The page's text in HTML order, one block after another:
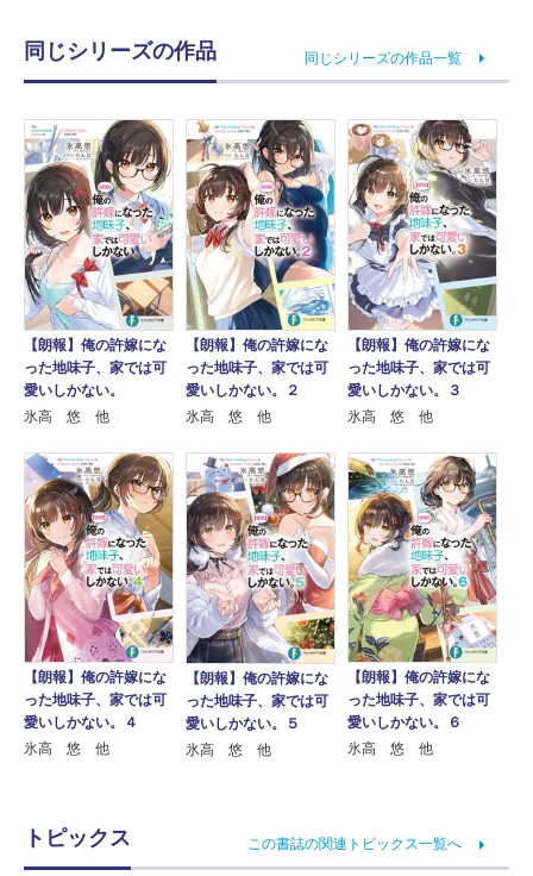
同じシリーズの作品 同じシリーズの作品一覧
【朗報】俺の許嫁にな
った地味子、家では可
愛いしかない。
氷高 悠 他
【朗報】俺の許嫁にな
った地味子、家では可
愛いしかない。２
氷高 悠 他
【朗報】俺の許嫁にな
った地味子、家では可
愛いしかない。３
氷高 悠 他
【朗報】俺の許嫁にな
った地味子、家では可
愛いしかない。４
氷高 悠 他
【朗報】俺の許嫁にな
った地味子、家では可
愛いしかない。５
氷高 悠 他
【朗報】俺の許嫁にな
った地味子、家では可
愛いしかない。６
氷高 悠 他
トピックス この書誌の関連トピックス一覧へ